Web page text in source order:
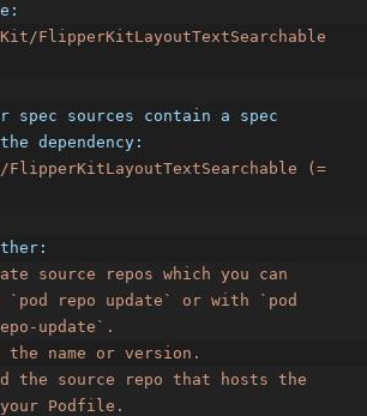
FlipperKitLayoutTextSearchable
spec sources contain a spec
dependency:
(=
source repos which you
can
`pod repo update` or with
`pod
update`.
the name or version.
the source repo that hosts the
your Podfile.